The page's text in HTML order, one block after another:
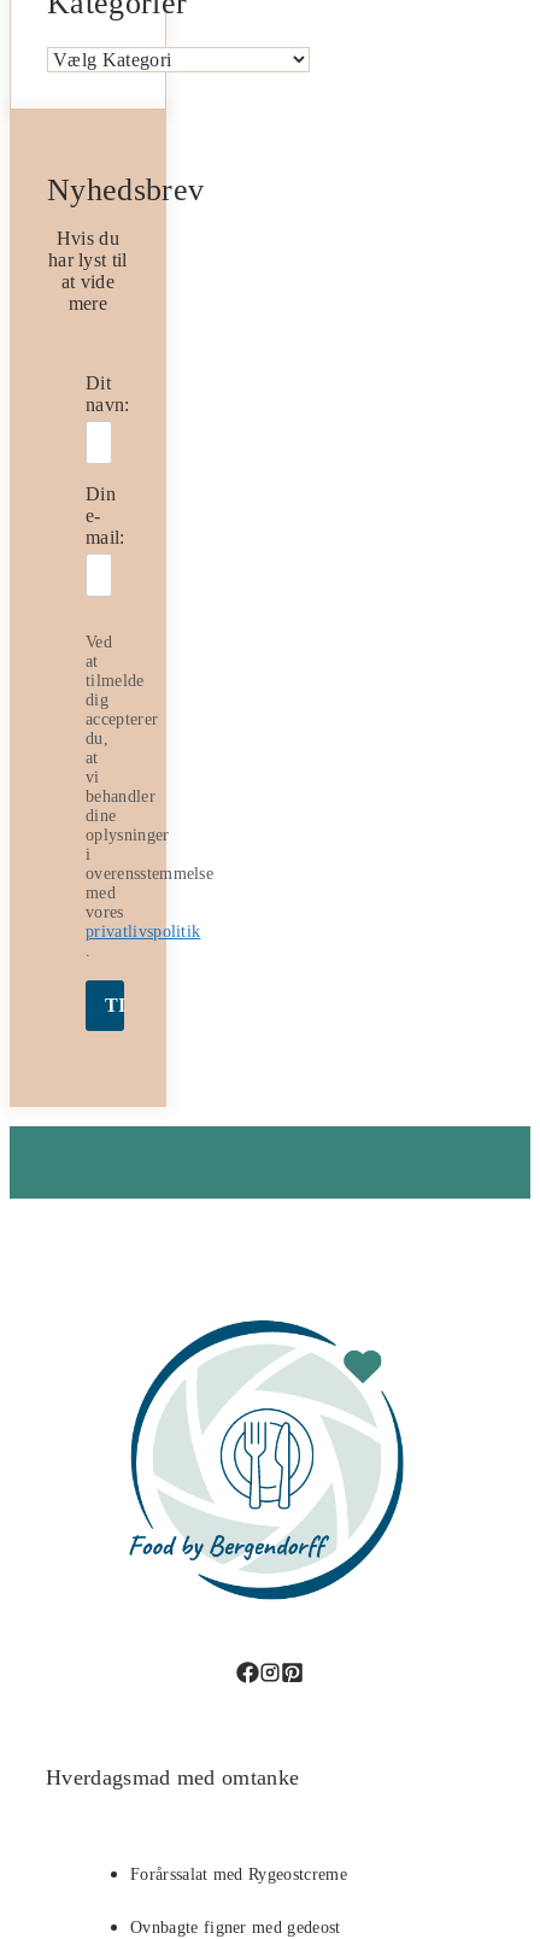
Kategorier
Nyhedsbrev
Hvis du
har lyst til
at vide
mere
Dit
navn:
Din
e-
mail:
Ved
at
tilmelde
dig
accepterer
du,
at
vi
behandler
dine
oplysninger
i
overensstemmelse
med
vores
privatlivspolitik
Hverdagsmad med omtanke
Forårssalat med Rygeostcreme
Ovnbagte figner med gedeost